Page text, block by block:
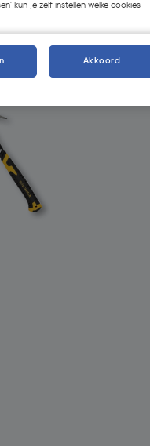
kun je zelf instellen welke cookies
Akkoord